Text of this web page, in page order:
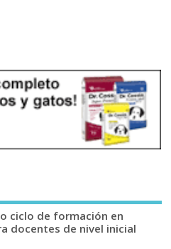
ciclo de formación en
docentes de nivel inicial